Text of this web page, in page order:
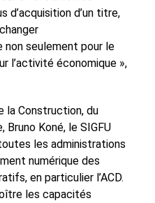
d’acquisition d’un titre,
non seulement pour le
l’activité économique »,
la Construction, du
Bruno Koné, le SIGFU
les administrations
numérique des
en particulier l’ACD.
les capacités